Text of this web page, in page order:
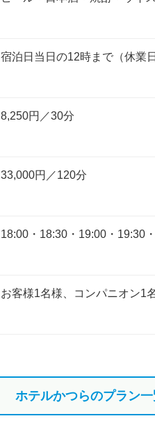
宿泊日当日の12時まで（休業
8,250円／30分
33,000円／120分
18:00・18:30・19:00・19:30
お客様1名様、コンパニオン1
ホテルかつらのプラン